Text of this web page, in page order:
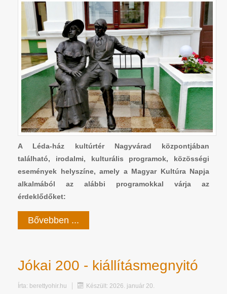
A Léda-ház kultúrtér Nagyvárad központjában
található, irodalmi, kulturális programok, közösségi
események helyszíne, amely a Magyar Kultúra Napja
alkalmából az alábbi programokkal várja az
érdeklődőket:
Bővebben ...
Jókai 200 - kiállításmegnyitó
Írta: berettyohir.hu Készült: 2026. január 20.